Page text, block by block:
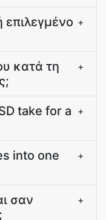
επιλεγμένο +
κατά τη
+
take for a +
into one
+
σαν
+